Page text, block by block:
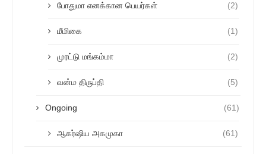
போதுமா எனக்கான பெயர்கள் (2)
மீமிகை (1)
முரட்டு மங்கம்மா (2)
வன்ம திருப்தி (5)
Ongoing (61)
ஆகர்ஷிய அகமுகா (61)